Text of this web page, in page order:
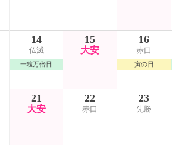
14
仏滅
一粒万倍日
15
大安
16
赤口
寅の日
21
大安
22
赤口
23
先勝